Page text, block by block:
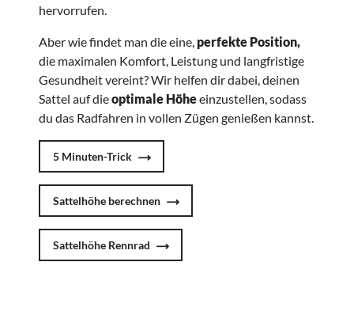
hervorrufen.
Aber wie findet man die eine, perfekte Position,
die maximalen Komfort, Leistung und langfristige
Gesundheit vereint? Wir helfen dir dabei, deinen
Sattel auf dieoptimale Höheeinzustellen, sodass
du das Radfahren in vollen Zügen genießen kannst.
5 Minuten-Trick
Sattelhöhe berechnen
Sattelhöhe Rennrad